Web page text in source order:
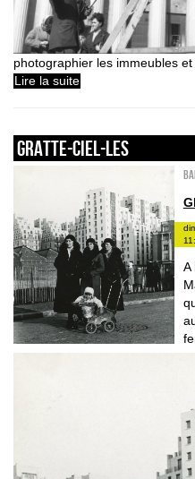
photographier les immeubles et
Lire la suite
GRATTE-CIEL-LES
A